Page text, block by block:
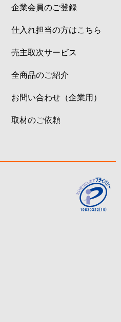
企業会員のご登録
仕入れ担当の方はこちら
売主取次サービス
全商品のご紹介
お問い合わせ（企業用）
取材のご依頼